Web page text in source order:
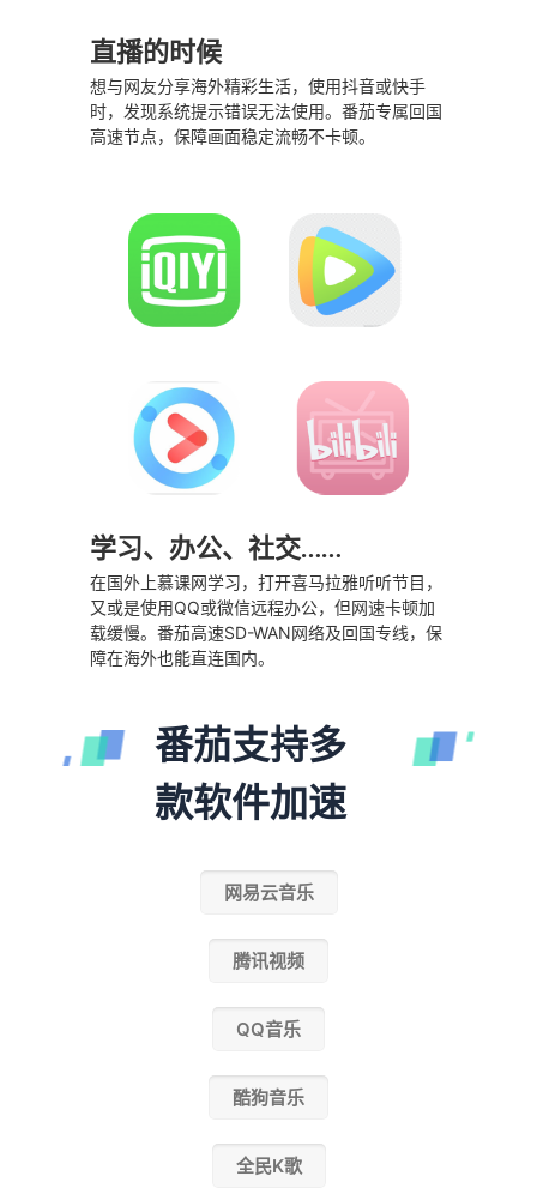
直播的时候
想与网友分享海外精彩生活，使用抖音或快手
时，发现系统提示错误无法使用。番茄专属回国
高速节点，保障画面稳定流畅不卡顿。
学习、办公、社交……
在国外上慕课网学习，打开喜马拉雅听听节目，
又或是使用QQ或微信远程办公，但网速卡顿加
载缓慢。番茄高速SD-WAN网络及回国专线，保
障在海外也能直连国内。
番茄支持多
款软件加速
网易云音乐
腾讯视频
QQ音乐
酷狗音乐
全民K歌